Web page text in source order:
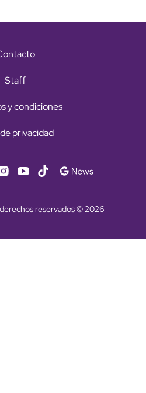
Staff
y condiciones
privacidad
reservados © 2026